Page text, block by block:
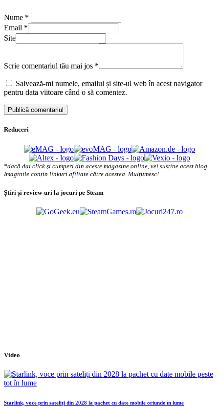
Nume *
Email *
Site
Scrie comentariul tău mai jos *
Salvează-mi numele, emailul și site-ul web în acest navigator
pentru data viitoare când o să comentez.
Reduceri
*dacă dai click și cumperi din aceste magazine online, vei susține acest blog.
Imaginile conțin linkuri afiliate către acestea. Mulțumesc!
Știri și review-uri la jocuri pe Steam
Video
Starlink, voce prin sateliți din 2028 la pachet cu date mobile oriunde în lume